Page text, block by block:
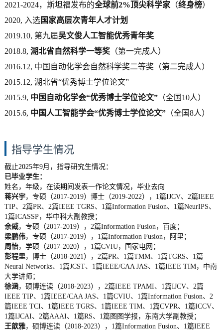
2021-2024，斯坦福发布的全球前2%顶尖科学家（终身榜）
2020, 入选国家高层次青年人才计划
2019.10, 第九届吴文俊人工智能优秀青年奖
2018.8, 湖北省自然科学一等奖（第一完成人）
2016.12, 中国自动化学会自然科学奖二等奖（第二完成人）
2015.12, 湖北省“优秀博士学位论文”
2015.9, 中国自动化学会“优秀博士学位论文”（全国10人）
2015.6, 中国人工智能学会“优秀博士学位论文”（全国8人）
指导学生情况
截止2025年9月，指导研究生情况：
已毕业学生：
姓名，年级，在读期间发表一作论文情况，毕业去向
蒋兴宇，专硕（2017-2019）博士（2019-2022），1篇IJCV、2篇IEEE
TIP、2篇PR、2篇IEEE TGRS、1篇Information Fusion、1篇NeurIPS、
1篇ICASSP，华中科大副教授；
余威，专硕（2017-2019），2篇Information Fusion，百度；
梁鹏伟，专硕（2017-2019），1篇Information Fusion，阿里；
周怡，学硕（2017-2020），1篇CVIU，国家电网；
彭程里，博士（2018-2021），2篇PR、1篇TMM、1篇TGRS、1篇
Neural Networks、1篇JCST、1篇IEEE/CAA JAS、1篇IEEE TIM，中南
大学讲师；
徐涵，硕博连读（2018-2023），2篇IEEE TPAMI、1篇IJCV、2篇
IEEE TIP、1篇IEEE/CAA JAS、1篇CVIU、1篇Information Fusion、2
篇IEEE TCI、1篇IEEE TGRS、1篇IEEE TIM、1篇CVPR、1篇ICCV、
1篇IJCAI、2篇AAAI、1篇RS、1篇图图学报，东南大学副教授；
王歆雅，硕博连读（2018-2023），1篇Information Fusion、1篇IEEE